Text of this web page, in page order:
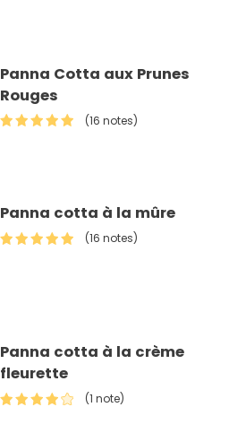
Panna Cotta aux Prunes
Rouges
(16 notes)
Panna cotta à la mûre
(16 notes)
Panna cotta à la crème
fleurette
(1 note)